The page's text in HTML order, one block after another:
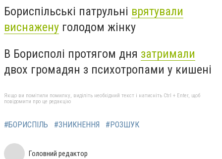
Бориспільські патрульні врятували
виснажену голодом жінку
В Борисполі протягом дня затримали
двох громадян з психотропами у кишені
Якщо ви помітили помилку, виділіть необхідний текст і натисніть Ctrl + Enter, щоб
повідомити про це редакцію
#БОРИСПІЛЬ #ЗНИКНЕННЯ #РОЗШУК
Головний редактор